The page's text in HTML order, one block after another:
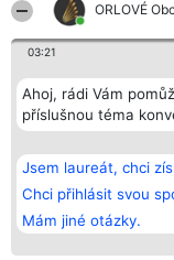
ORLOVÉ
03:21
Ahoj, rádi Vám
příslušnou téma
Jsem laureát, chci
Chci přihlásit svou
Mám jiné otázky.
Bright Side Solutions sp. z o.
o. sp. k.
ul. Ruska 22
Wrocław 50-079
KRS 0000749100 | Regon
381313360 | NIP 8943132676